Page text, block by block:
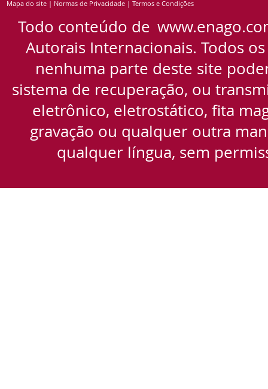
Mapa do site | Normas de Privacidade | Termos e Condições
Todo conteúdo de
Autorais Internacionais. Todos
nenhuma parte deste site
sistema de recuperação, ou
eletrônico, eletrostático, fita
gravação ou qualquer outra
qualquer língua, sem